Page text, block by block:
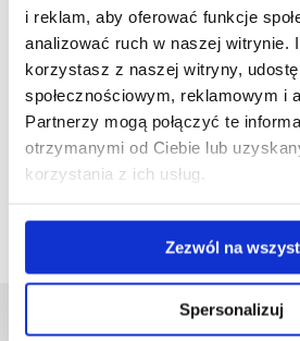
i reklam, aby oferować funkcje
analizować ruch w naszej witrynie.
korzystasz z naszej witryny,
społecznościowym, reklamowym i
Partnerzy mogą połączyć te
otrzymanymi od Ciebie lub
korzystania z ich usług.
Zezwól na
Spersonalizuj
Kontakt:
Kierownik studiów podyplomowych:
UR, e-mail: pawel.kuca@ur.edu.pl,
Obsługa administracyjna: Dział
e-mail:
Uniwersytet Rzeszowski